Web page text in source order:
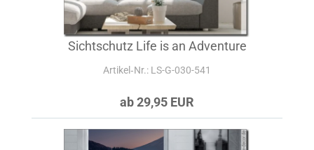
Sichtschutz Life is an Adventure
Artikel‑Nr.: LS-G-030-541
ab 29,95 EUR